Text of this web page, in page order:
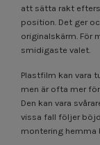
att sätta rakt
position. Det ger
originalskärm. För
smidigaste valet.
Plastfilm kan vara
men är ofta mer
Den kan vara
vissa fall följer
montering hemma